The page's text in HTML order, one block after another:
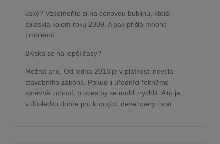
Jaký? Vzpomeňte si na cenovou bublinu, která
splaskla kolem roku 2009. A pak přišlo mnoho
problémů.
Blýská se na lepší časy?
Možná ano. Od ledna 2018 je v platnosti novela
stavebního zákona. Pokud ji úředníci řekněme
správně uchopí, proces by se mohl zrychlit. A to je
v důsledku dobře pro kupující, developery i stát.